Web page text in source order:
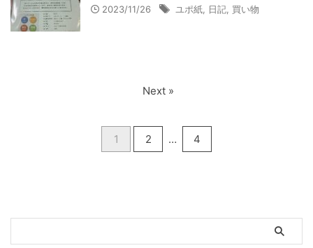
2023/11/26 ユポ紙 日記 買い物
1 2 … 4
Next »